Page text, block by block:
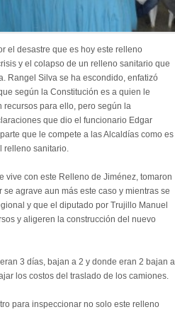
el desastre que es hoy este relleno
y el colapso de un relleno sanitario que
Rangel Silva se ha escondido, enfatizó
según la Constitución es a quien le
para ello, pero según la
que dio el funcionario Edgar
que le compete a las Alcaldías como es
relleno sanitario.
vive con este Relleno de Jiménez, tomaron
agrave aun más este caso y mientras se
y que el diputado por Trujillo Manuel
y aligeren la construcción del nuevo
3 días, bajan a 2 y donde eran 2 bajan a
los costos del traslado de los camiones.
para inspeccionar no solo este relleno